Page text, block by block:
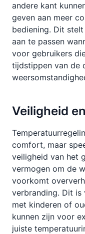
andere kant
geven aan meer
bediening. Dit
aan te passen
voor gebruikers
tijdstippen van de
Veiligheid
comfort, maar
veiligheid van het
vermogen om de
voorkomt
verbranding. Dit
met kinderen of
kunnen zijn voor
juiste